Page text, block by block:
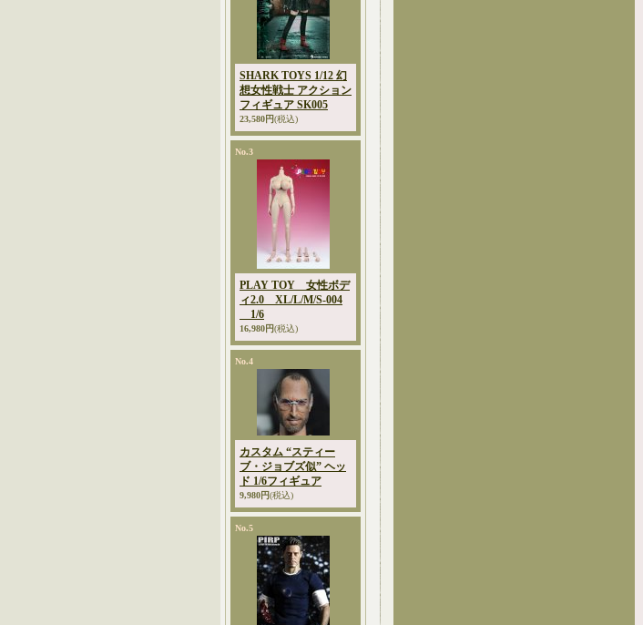
SHARK TOYS 1/12 幻
想女性戦士 アクション
フィギュア SK005
23,580円(税込)
No.3
PLAY TOY 女性ボデ
ィ2.0 XL/L/M/S-004
1/6
16,980円(税込)
No.4
カスタム “スティー
ブ・ジョブズ似” ヘッ
ド 1/6フィギュア
9,980円(税込)
No.5